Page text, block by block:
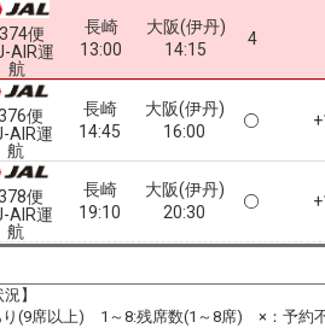
便
AIR運
航
長崎
13:00
大阪(伊丹)
14:15
4
便
AIR運
航
長崎
14:45
大阪(伊丹)
16:00
便
AIR運
航
長崎
19:10
大阪(伊丹)
20:30
】
り(9席以上) 1～8:残席数(1～8席) ×：予約